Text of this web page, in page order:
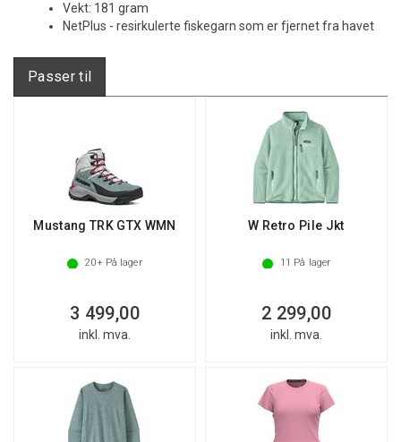
Vekt: 181 gram
NetPlus - resirkulerte fiskegarn som er fjernet fra havet
Passer til
Mustang TRK GTX WMN
20+På lager
3 499,00
inkl. mva.
W Retro Pile Jkt
11 På lager
2 299,00
inkl. mva.